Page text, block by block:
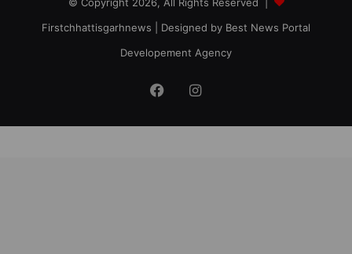
© Copyright 2026, All Rights Reserved |
Firstchhattisgarhnews | Designed by Best News Portal
Developement Agency
FacebookInstagram